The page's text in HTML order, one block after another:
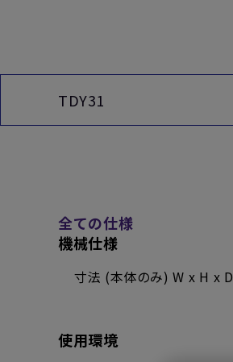
TDY31
全ての仕様
機械仕様
寸法 (本体のみ) W x H x D
使用環境